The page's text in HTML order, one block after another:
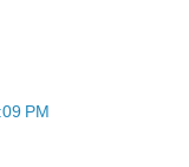
PM